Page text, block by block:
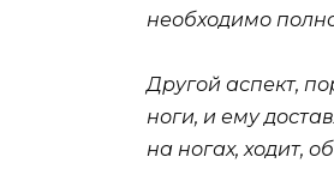
необходимо
Другой аспект,
ноги, и ему
на ногах, ходит,